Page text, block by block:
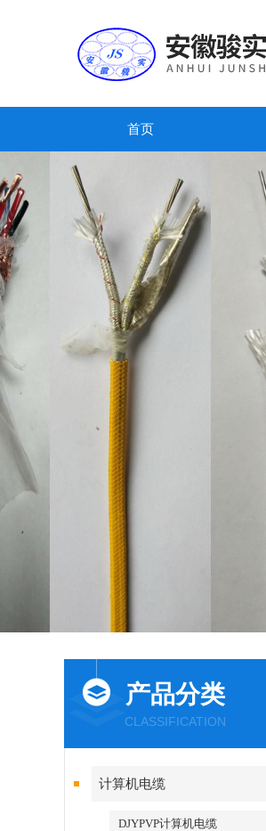
首页
产品分类
CLASSIFICATION
计算机电缆
DJYPVP计算机电缆